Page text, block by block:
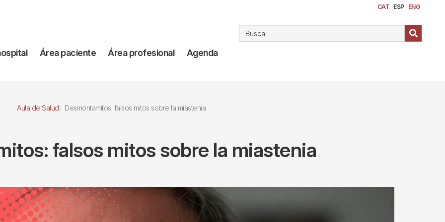
CAT ESP ENG
Área paciente Área profesional Agenda
Aula de Salud Desmontamitos: falsos mitos sobre la miastenia
falsos mitos sobre la miastenia